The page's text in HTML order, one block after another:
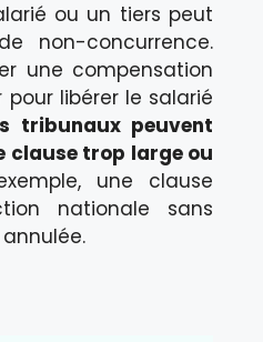
ou un tiers peut
non-concurrence.
une compensation
pour libérer le salarié
tribunaux peuvent
clause trop large ou
une clause
nationale sans